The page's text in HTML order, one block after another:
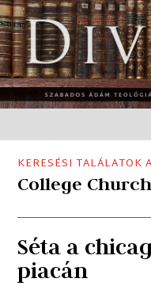
KERESÉSI TALÁLATOK
College Church
Séta a
piacán